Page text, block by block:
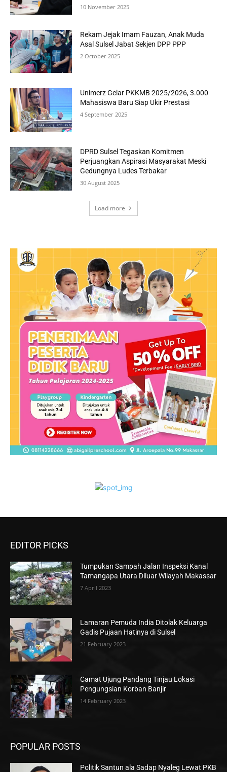
10 November 2025
Rekam Jejak Imam Fauzan, Anak Muda
Asal Sulsel Jabat Sekjen DPP PPP
2 October 2025
Unimerz Gelar PKKMB 2025/2026, 3.000
Mahasiswa Baru Siap Ukir Prestasi
4 September 2025
DPRD Sulsel Tegaskan Komitmen
Perjuangkan Aspirasi Masyarakat Meski
Gedungnya Ludes Terbakar
30 August 2025
Load more
EDITOR PICKS
Tumpukan Sampah Jalan Inspeksi Kanal
Tamangapa Utara Diluar Wilayah Makassar
7 April 2023
Lamaran Pemuda India Ditolak Keluarga
Gadis Pujaan Hatinya di Sulsel
21 February 2023
Camat Ujung Pandang Tinjau Lokasi
Pengungsian Korban Banjir
14 February 2023
POPULAR POSTS
Politik Santun ala Sadap Nyaleg Lewat PKB